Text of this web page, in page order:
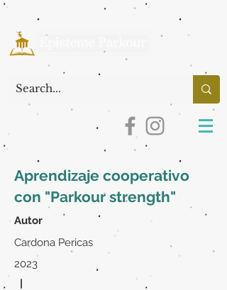
Aprendizaje cooperativo
con "Parkour strength"
Autor
Cardona Pericas
2023
|